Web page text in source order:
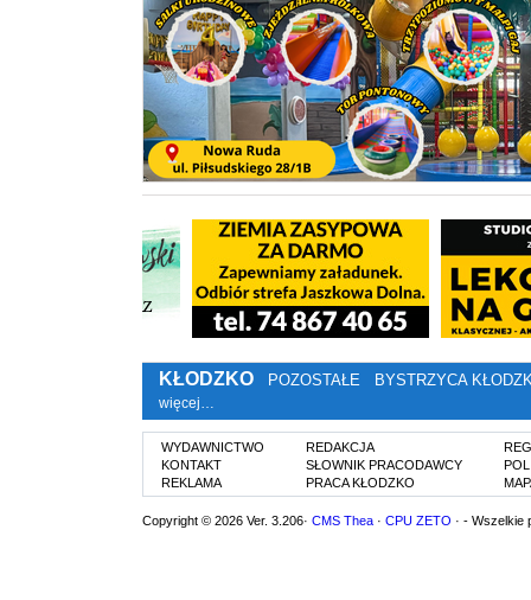
KŁODZKO POZOSTAŁE BYSTRZYCA
więcej…
WYDAWNICTWO
KONTAKT
REKLAMA
REDAKCJA
SŁOWNIK PRACODAWCY
PRACA KŁODZKO
Copyright © 2026 Ver. 3.206· CMS Thea · CPU ZETO · - Wszelkie